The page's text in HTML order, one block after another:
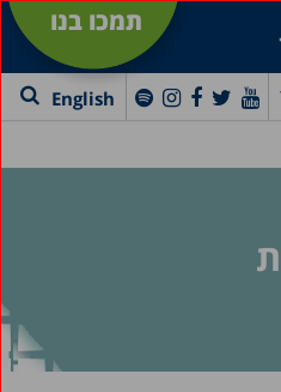
תמכו בנו
English